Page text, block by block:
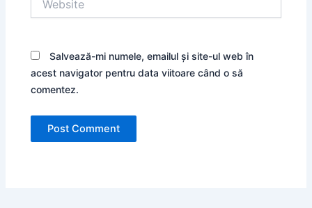
Salvează-mi numele, emailul și site-ul web în
acest navigator pentru data viitoare când o să
comentez.